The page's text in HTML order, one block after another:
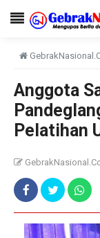
Anggota
Pelatihan